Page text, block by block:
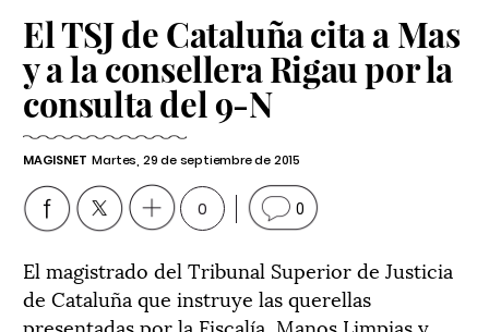
El TSJ de Cataluña cita a Mas
y a la consellera Rigau por la
consulta del 9-N
MAGISNET Martes, 29 de septiembre de 2015
0 0
El magistrado del Tribunal Superior de Justicia
de Cataluña que instruye las querellas
presentadas por la Fiscalía, Manos Limpias y